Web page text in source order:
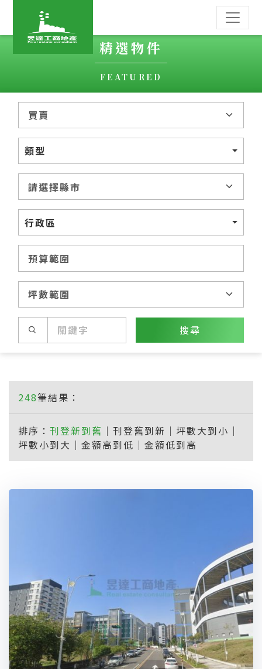
精選物件
FEATURED
類型
行政區
搜尋
248筆結果：
排序： 刊登新到舊 ｜ 刊登舊到新 ｜ 坪數大到小 ｜
坪數小到大 ｜ 金額高到低 ｜ 金額低到高